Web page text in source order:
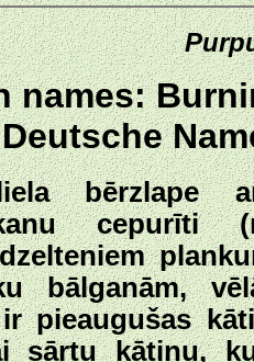
names:
Deutsche
bērzlape
bālganām,
pieaugušas
sārtu kātiņu,